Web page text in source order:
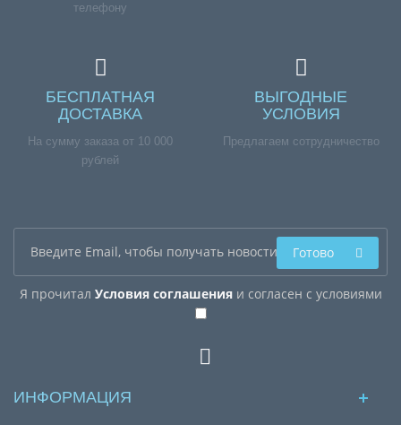
телефону
БЕСПЛАТНАЯ
ДОСТАВКА
На сумму заказа от 10 000
рублей
ВЫГОДНЫЕ
УСЛОВИЯ
Предлагаем сотрудничество
Я прочитал Условия соглашенияи согласен с условиями
Готово
ИНФОРМАЦИЯ